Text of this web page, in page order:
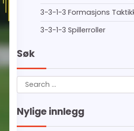
3-3-1-3 Formasjons
3-3-1-3 Spillerroller
Søk
Search
for:
Nylige innlegg